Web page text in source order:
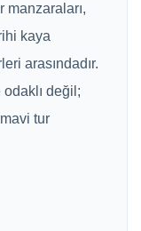
manzaraları,
kaya
arasındadır.
değil;
tur